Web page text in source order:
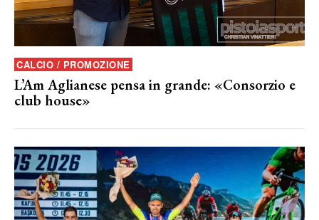
CALCIO / PROMOZIONE
L’Am Aglianese pensa in grande: «Consorzio e
club house»